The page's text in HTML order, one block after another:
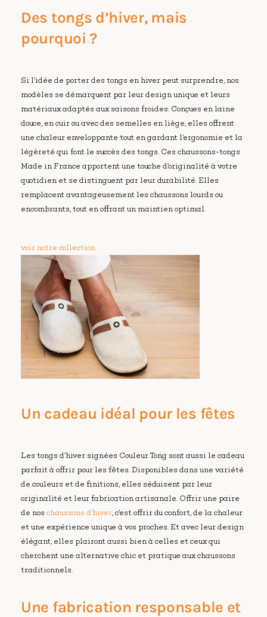
Des tongs d’hiver, mais
pourquoi ?
Si l’idée de porter des tongs en hiver peut surprendre, nos
modèles se démarquent par leur design unique et leurs
matériaux adaptés aux saisons froides. Conçues en laine
douce, en cuir ou avec des semelles en liège, elles offrent
une chaleur enveloppante tout en gardant l’ergonomie et la
légèreté qui font le succès des tongs. Ces chaussons-tongs
Made in France apportent une touche d’originalité à votre
quotidien et se distinguent par leur durabilité. Elles
remplacent avantageusement les chaussons lourds ou
encombrants, tout en offrant un maintien optimal.
voir notre collection
Un cadeau idéal pour les fêtes
Les tongs d’hiver signées Couleur Tong sont aussi le cadeau
parfait à offrir pour les fêtes. Disponibles dans une variété
de couleurs et de finitions, elles séduisent par leur
originalité et leur fabrication artisanale. Offrir une paire
de nos chaussons d’hiver, c’est offrir du confort, de la chaleur
et une expérience unique à vos proches. Et avec leur design
élégant, elles plairont aussi bien à celles et ceux qui
cherchent une alternative chic et pratique aux chaussons
traditionnels.
Une fabrication responsable et